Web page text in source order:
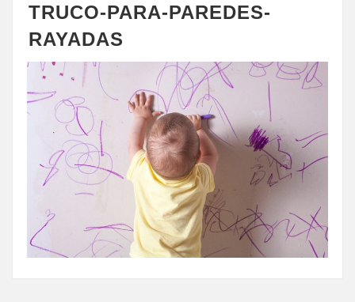
TRUCO-PARA-PAREDES-
RAYADAS